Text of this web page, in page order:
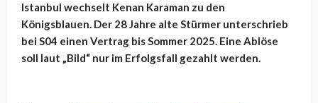
Istanbul wechselt Kenan Karaman zu den
Königsblauen. Der 28 Jahre alte Stürmer unterschrieb
bei S04 einen Vertrag bis Sommer 2025. Eine Ablöse
soll laut „Bild“ nur im Erfolgsfall gezahlt werden.